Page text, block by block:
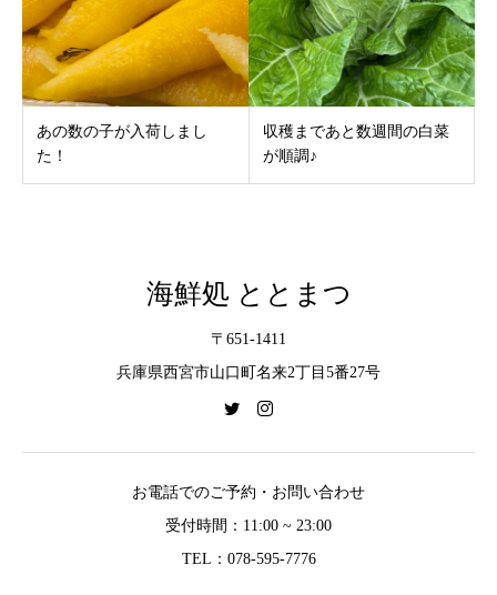
あの数の子が入荷しまし
た！
収穫まであと数週間の白菜
が順調♪
海鮮処 ととまつ
〒651-1411
兵庫県西宮市山口町名来2丁目5番27号
お電話でのご予約・お問い合わせ
受付時間：11:00 ~ 23:00
TEL：078-595-7776